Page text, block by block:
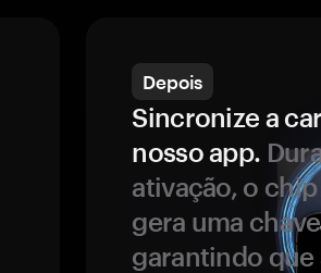
Depois
Sincronize a
nosso app.
ativação, o
gera uma
garantindo que